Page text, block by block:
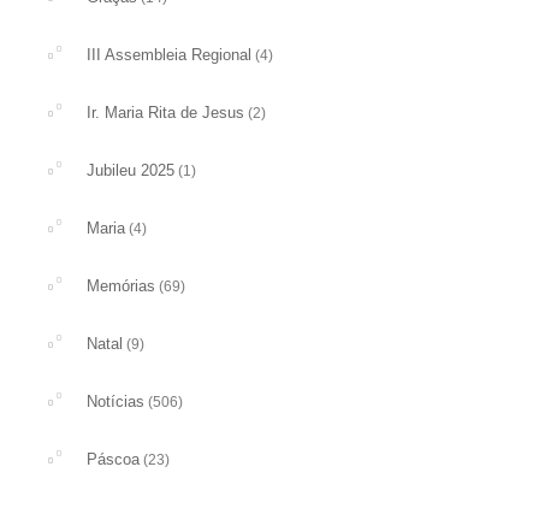
III Assembleia Regional (4)
Ir. Maria Rita de Jesus (2)
Jubileu 2025 (1)
Maria(4)
Memórias (69)
Natal (9)
Notícias (506)
Páscoa(23)